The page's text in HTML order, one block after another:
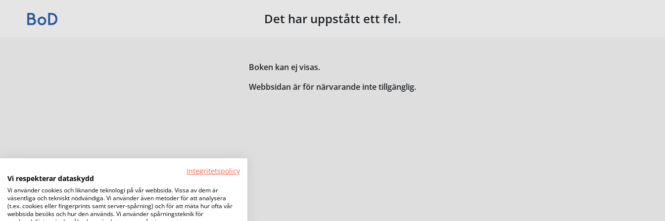
Det har uppstått ett fel.
Boken kan ej visas.
Webbsidan är för närvarande inte tillgänglig.
Integritetspolicy
Vi respekterar dataskydd
Vi använder cookies och liknande teknologi på vår webbsida. Vissa av dem är
väsentliga och tekniskt nödvändiga. Vi använder även metoder för att analysera
(t.ex. cookies eller fingerprints samt server-spårning) och för att mäta hur ofta vår
webbsida besöks och hur den används. Vi använder spårningsteknik för